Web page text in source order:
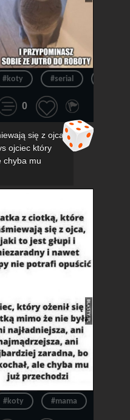
#koty #serial
0
się z ojca,
ojciec który
chyba mu
#koty #mama